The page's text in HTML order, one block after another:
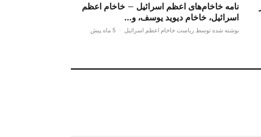
نامه خاخام‌های اعظم اسرائیل – خاخام اعظم
اسرائیل، خاخام دیوید یوسف، و…
نوشته شده توسط ریاست خاخام اعظم اسرائیل · 5 ماه پیش